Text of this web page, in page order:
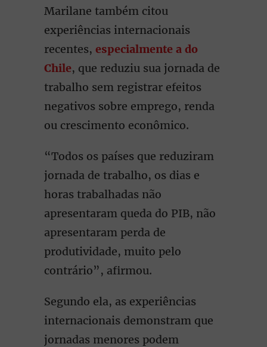
Marilane também citou
experiências internacionais
recentes, especialmente a do
Chile, que reduziu sua jornada de
trabalho sem registrar efeitos
negativos sobre emprego, renda
ou crescimento econômico.
“Todos os países que reduziram
jornada de trabalho, os dias e
horas trabalhadas não
apresentaram queda do PIB, não
apresentaram perda de
produtividade, muito pelo
contrário”, afirmou.
Segundo ela, as experiências
internacionais demonstram que
jornadas menores podem